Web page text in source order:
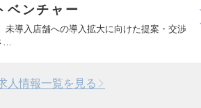
ベンチャー
未導入店舗への導入拡大に向けた提案・交渉
…
人情報一覧を見る